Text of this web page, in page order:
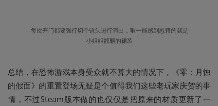
每次开门都要强行切个镜头进行演出，唯一能感到慰藉的就是
小姐姐靓丽的裙装
总结，在恐怖游戏本身受众就不算大的情况下，《零：月蚀
的假面》的重置登场无疑是个值得我们这些老玩家庆贺的事
情，不过Steam版本做的也仅仅是把原来的材质更新了一